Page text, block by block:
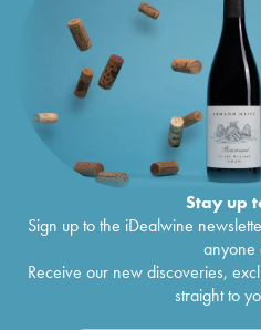
Châteauneuf-du-Pape
2018
Châteauneuf-du-Pape
Préfert2018
Châteauneuf-du-Pape
Domaine Saint-Préfert
2018
Châteauneuf-du-Pape F601
Préfert2018
Châteauneuf-du-Pape
Domaine Saint-Préfert2017
Châteauneuf-du-Pape
Domaine Saint-Préfert2017
Châteauneuf-du-Pape
Stay up
Sign up to the iDealwine
anyone
Receive our new discoveries,
straight to